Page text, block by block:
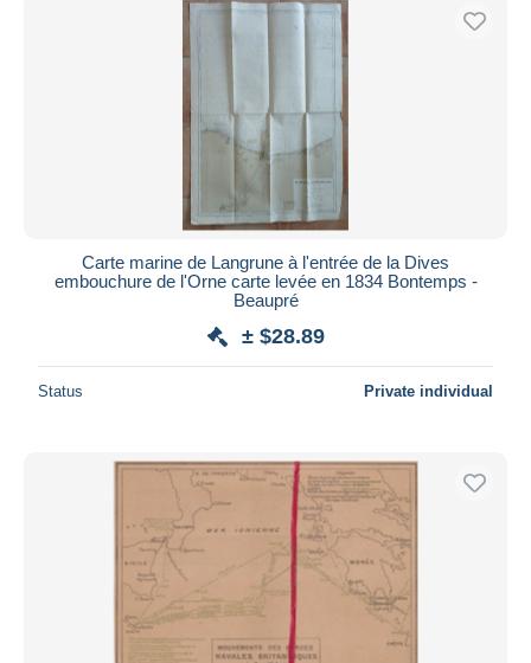
Carte marine de Langrune à l'entrée de la Dives
embouchure de l'Orne carte levée en 1834 Bontemps -
Beaupré
± $28.89
Status Private individual